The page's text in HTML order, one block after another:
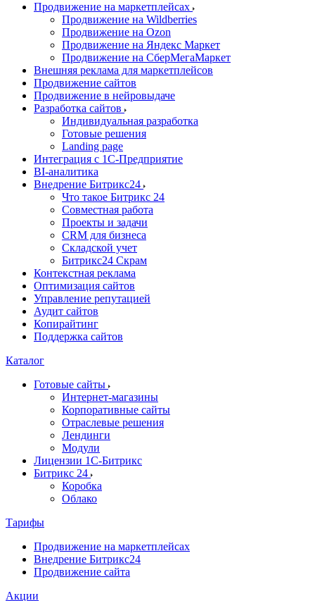
Продвижение на маркетплейсах
Продвижение на Wildberries
Продвижение на Ozon
Продвижение на Яндекс Маркет
Продвижение на СберМегаМаркет
Внешняя реклама для маркетплейсов
Продвижение сайтов
Продвижение в нейровыдаче
Разработка сайтов
Индивидуальная разработка
Готовые решения
Landing page
Интеграция с 1С-Предприятие
BI-аналитика
Внедрение Битрикс24
Что такое Битрикс 24
Совместная работа
Проекты и задачи
СRМ для бизнеса
Складской учет
Битрикс24 Скрам
Контекстная реклама
Оптимизация сайтов
Управление репутацией
Аудит сайтов
Копирайтинг
Поддержка сайтов
Каталог
Готовые сайты
Интернет-магазины
Корпоративные сайты
Отраслевые решения
Лендинги
Модули
Лицензии 1С-Битрикс
Битрикс 24
Коробка
Облако
Тарифы
Продвижение на маркетплейсах
Внедрение Битрикс24
Продвижение сайта
Акции